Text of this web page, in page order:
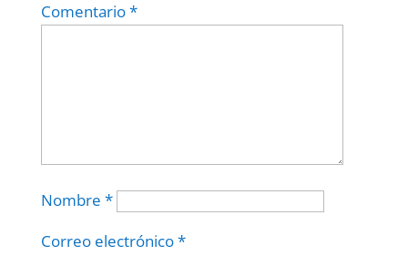
Comentario*
Nombre *
Correo electrónico*